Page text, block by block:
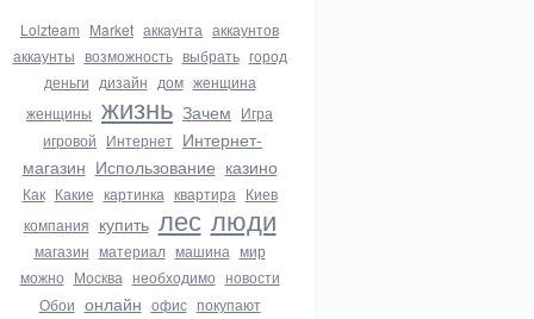
Lolzteam Market аккаунта аккаунтов
аккаунты возможность выбрать город
деньги дизайн дом женщина
женщины жизнь Зачем Игра
игровой Интернет Интернет-
магазин Использование казино
Как Какие картинка квартира Киев
компания купить лес люди
магазин материал машина мир
можно Москва необходимо новости
Обои онлайн офис покупают